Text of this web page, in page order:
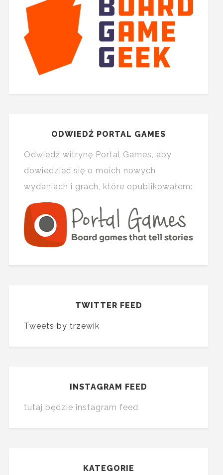
ODWIEDŹ PORTAL GAMES
Odwiedź witrynę Portal Games, aby
dowiedzieć się o moich nowych
wydaniach i grach, które opublikowałem:
TWITTER FEED
Tweets by trzewik
INSTAGRAM FEED
tutaj będzie instagram feed
KATEGORIE